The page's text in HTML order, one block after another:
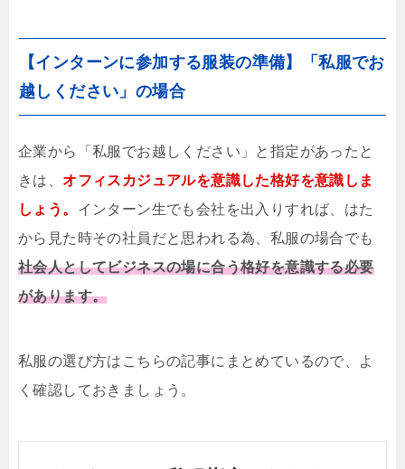
【インターンに参加する服装の準備】「私服でお
越しください」の場合
企業から「私服でお越しください」と指定があったと
きは、オフィスカジュアルを意識した格好を意識しま
しょう。 インターン生でも会社を出入りすれば、はた
から見た時その社員だと思われる為、私服の場合でも
社会人としてビジネスの場に合う格好を意識する必要
があります。
私服の選び方はこちらの記事にまとめているので、よ
く確認しておきましょう。